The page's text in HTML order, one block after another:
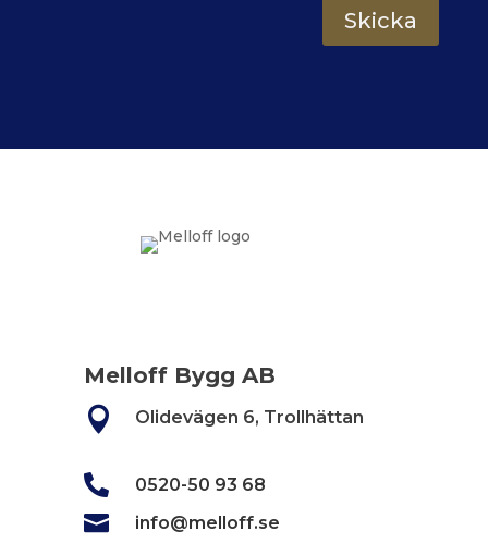
Skicka
Melloff Bygg AB
 Olidevägen 6, Trollhättan
 0520-50 93 68
 info@melloff.se